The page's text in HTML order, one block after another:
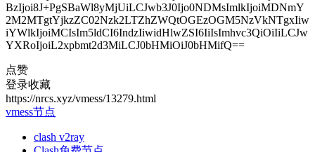
BzIjoi8J+PgSBaWl8yMjUiLCJwb3J0Ijo0NDMsImlkIjoiMDNmY
2M2MTgtYjkzZC02Nzk2LTZhZWQtOGEzOGM5NzVkNTgxIiw
iYWlkIjoiMCIsIm5ldCI6IndzIiwidHlwZSI6IiIsImhvc3QiOiIiLCJw
YXRoIjoiL2xpbmt2d3MiLCJ0bHMiOiJ0bHMifQ==
点赞
登录收藏
https://nrcs.xyz/vmess/13279.html
vmess节点
clash v2ray